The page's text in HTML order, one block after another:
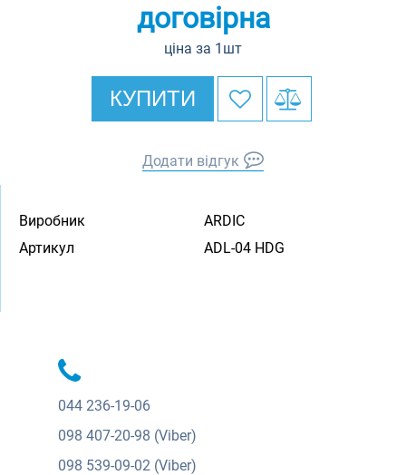
договірна
ціна за 1шт
КУПИТИ
Додати відгук
Виробник
ARDIC
Артикул
ADL-04 HDG
044 236-19-06
098 407-20-98 (Viber)
098 539-09-02 (Viber)